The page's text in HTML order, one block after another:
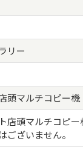
リー
頭マルチコピー機
店頭マルチコピー
ございません。